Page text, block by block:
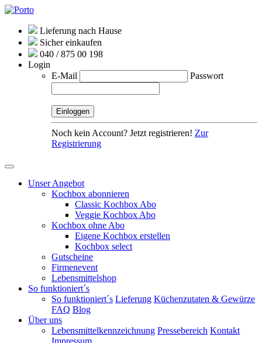
Lieferung nach Hause
Sicher einkaufen
040 / 875 00 198
Login
E-Mail
Passwort
Noch kein Account? Jetzt registrieren! Zur
Registrierung
Unser Angebot
Kochbox abonnieren
Classic Kochbox Abo
Veggie Kochbox Abo
Kochbox ohne Abo
Eigene Kochbox erstellen
Kochbox select
Gutscheine
Firmenevent
Lebensmittelshop
So funktioniert´s
So funktioniert´s Lieferung Küchenzutaten & Gewürze
FAQ Blog
Über uns
Lebensmittelkennzeichnung Pressebereich Kontakt
Impressum